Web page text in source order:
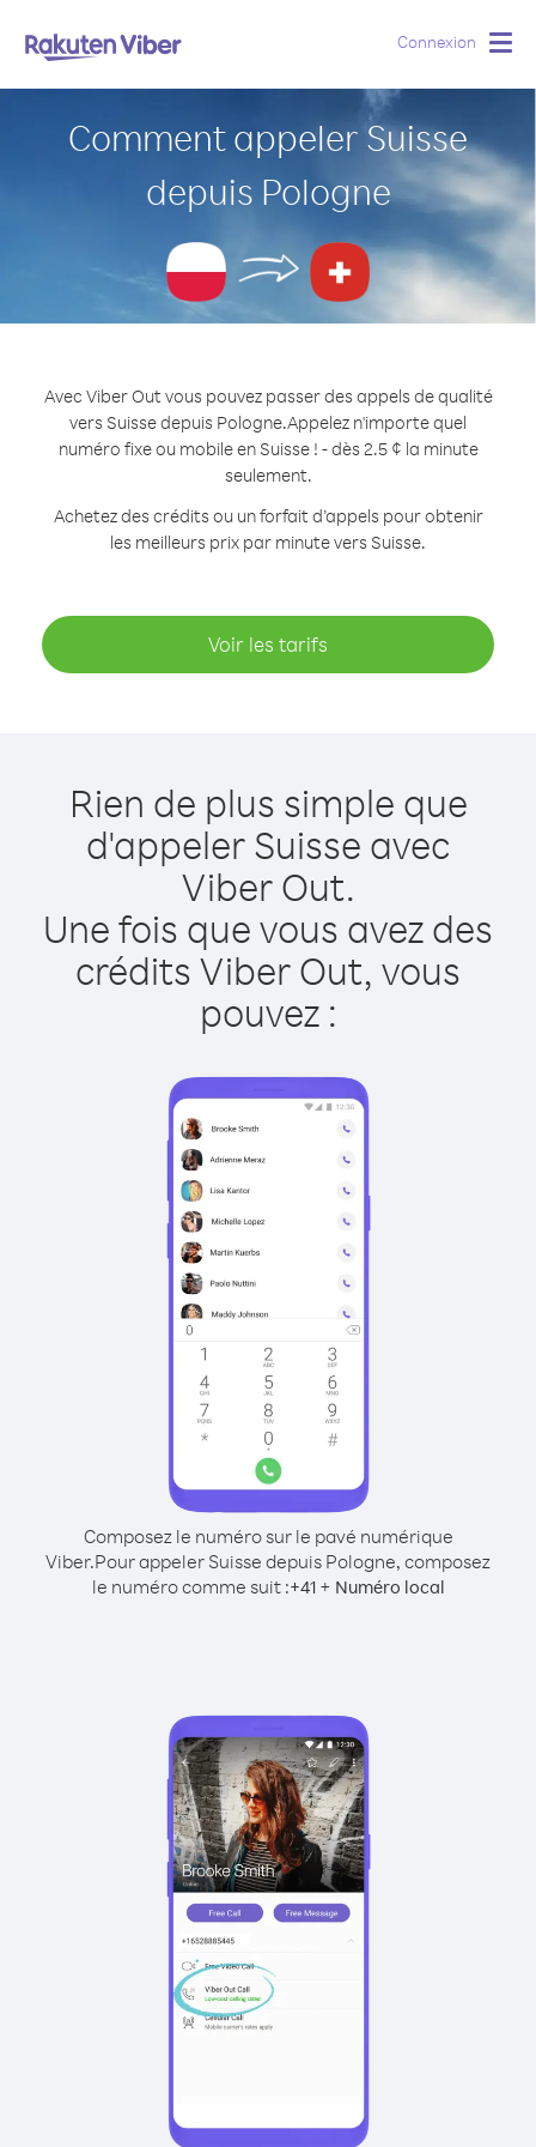
Connexion
Comment appeler Suisse
depuis Pologne
Avec Viber Out vous pouvez passer des appels de qualité
vers Suisse depuis Pologne.Appelez n'importe quel
numéro fixe ou mobile en Suisse ! - dès 2.5 ¢ la minute
seulement.
Achetez des crédits ou un forfait d’appels pour obtenir
les meilleurs prix par minute vers Suisse.
Voir les tarifs
Rien de plus simple que
d'appeler Suisse avec
Viber Out.
Une fois que vous avez des
crédits Viber Out, vous
pouvez :
Composez le numéro sur le pavé numérique
Viber.Pour appeler Suisse depuis Pologne, composez
le numéro comme suit :+41+ Numéro local